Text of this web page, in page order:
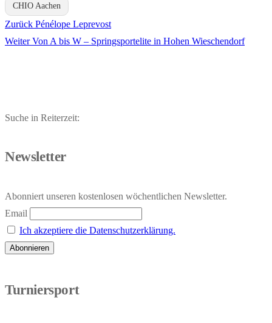
CHIO Aachen
Beitragsnavigation
Zurück Vorheriger
Beitrag:
Pénélope Leprevost
Weiter Nächster
Von A bis W – Springsportelite in Hohen Wieschendorf
Suche in Reiterzeit:
Newsletter
Abonniert unseren kostenlosen wöchentlichen Newsletter.
Email
Ich akzeptiere die Datenschutzerklärung.
Turniersport